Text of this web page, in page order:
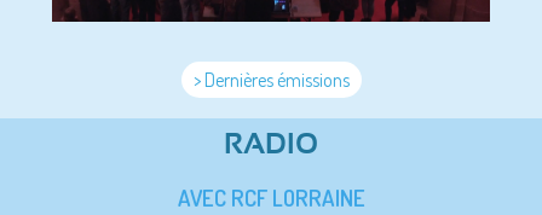
> Dernières émissions
RADIO
AVEC RCF LORRAINE